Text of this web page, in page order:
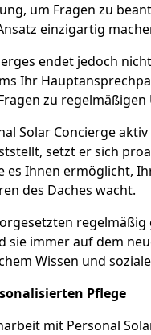
um Fragen zu
einzigartig
endet jedoch
Ihr
zu
Solar Concierge
setzt er sich
es Ihnen ermöglicht,
des Daches wacht.
sie immer auf dem
Wissen und
Pflege
mit Personal